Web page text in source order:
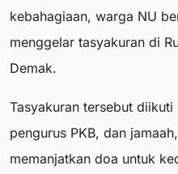
kebahagiaan, warga NU
menggelar tasyakuran di
Demak.
Tasyakuran tersebut
pengurus PKB, dan
memanjatkan doa untuk